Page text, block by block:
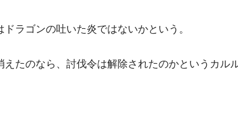
ドラゴンの吐いた炎ではないかという。
えたのなら、討伐令は解除されたのかというカルル